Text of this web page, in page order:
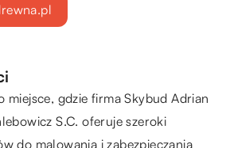
miejsce, gdzie firma Skybud Adrian
S.C. oferuje szeroki
do malowania i zabezpieczania